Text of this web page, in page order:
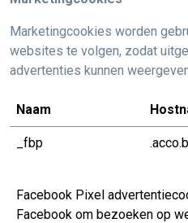
Marketingcookies worden
websites te volgen, zodat
advertenties kunnen
Naam
_fbp
Facebook Pixel
Facebook om bezoeken op